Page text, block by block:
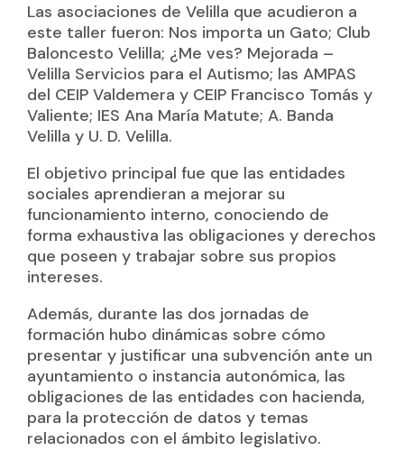
Las asociaciones de Velilla que acudieron a
este taller fueron: Nos importa un Gato; Club
Baloncesto Velilla; ¿Me ves? Mejorada –
Velilla Servicios para el Autismo; las AMPAS
del CEIP Valdemera y CEIP Francisco Tomás y
Valiente; IES Ana María Matute; A. Banda
Velilla y U. D. Velilla.
El objetivo principal fue que las entidades
sociales aprendieran a mejorar su
funcionamiento interno, conociendo de
forma exhaustiva las obligaciones y derechos
que poseen y trabajar sobre sus propios
intereses.
Además, durante las dos jornadas de
formación hubo dinámicas sobre cómo
presentar y justificar una subvención ante un
ayuntamiento o instancia autonómica, las
obligaciones de las entidades con hacienda,
para la protección de datos y temas
relacionados con el ámbito legislativo.